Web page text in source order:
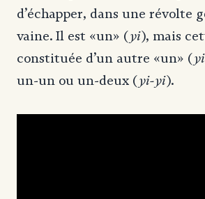
d’échapper, dans une révolte
vaine. Il est «un» (yi), mais
constituée d’un autre «un» (yi
un-un ou un-deux (yi-yi).